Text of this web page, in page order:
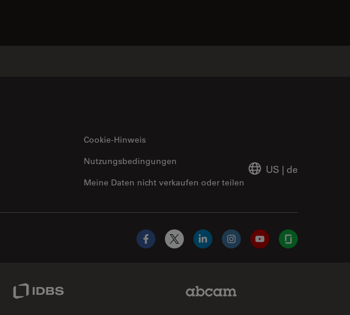
Cookie-Hinweis
Meine Daten nicht verkaufen oder teilen
Nutzungsbedingungen
US | de
Facebook
X LinkedInInstagramYouTubeGlassdoor